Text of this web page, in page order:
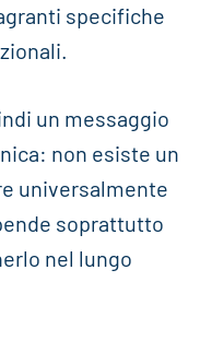
specifiche
un messaggio
non esiste un
universalmente
soprattutto
nel lungo